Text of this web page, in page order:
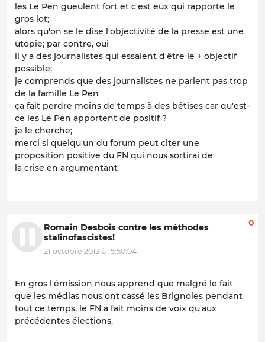
les Le Pen gueulent fort et c'est eux qui rapporte le
gros lot;
alors qu'on se le dise l'objectivité de la presse est une
utopie; par contre, oui
il y a des journalistes qui essaient d'être le + objectif
possible;
je comprends que des journalistes ne parlent pas trop
de la famille Le Pen
ça fait perdre moins de temps à des bêtises car qu'est-
ce les Le Pen apportent de positif ?
je le cherche;
merci si quelqu'un du forum peut citer une
proposition positive du FN qui nous sortirai de
la crise en argumentant
Romain Desbois contre les méthodes
stalinofascistes!
21 octobre 2013 à 15:50:04
0
En gros l'émission nous apprend que malgré le fait
que les médias nous ont cassé les Brignoles pendant
tout ce temps, le FN a fait moins de voix qu'aux
précédentes élections.